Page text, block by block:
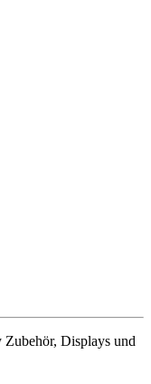
Displays und